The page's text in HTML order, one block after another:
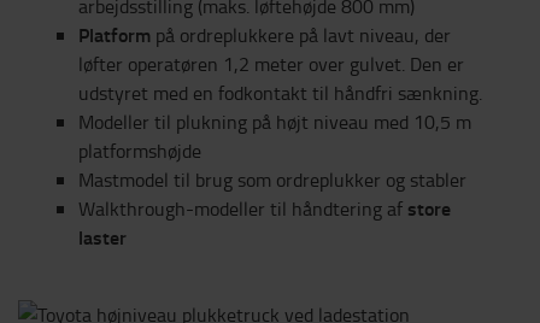
arbejdsstilling (maks. løftehøjde 800 mm)
Platform på ordreplukkere på lavt niveau, der
løfter operatøren 1,2 meter over gulvet. Den er
udstyret med en fodkontakt til håndfri sænkning.
Modeller til plukning på højt niveau med 10,5 m
platformshøjde
Mastmodel til brug som ordreplukker og stabler
Walkthrough-modeller til håndtering af store
laster